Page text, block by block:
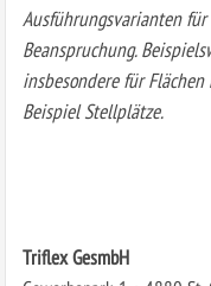
Ausführungsvarianten
Beanspruchung.
insbesondere für
Beispiel Stellplätze.
Triflex GesmbH